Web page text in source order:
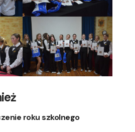
roku szkolnego